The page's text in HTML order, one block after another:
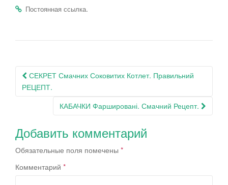
Постоянная ссылка.
Навигация
по
записям
СЕКРЕТ Смачних Соковитих Котлет. Правильний
РЕЦЕПТ.
КАБАЧКИ Фаршировані. Смачний Рецепт.
Добавить комментарий
Обязательные поля помечены *
Комментарий *